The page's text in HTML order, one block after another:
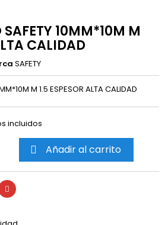
10MM*10M M
CALIDAD
SAFETY
M 1.5 ESPESOR ALTA CALIDAD
incluidos
 Añadir al carrito